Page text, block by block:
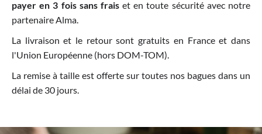
payer en 3 fois sans fraiset en toute sécurité avec notre
partenaire Alma.
La livraison et le retour sont gratuits en France et dans
l'Union Européenne (hors DOM-TOM).
La remise à taille est offerte sur toutes nos bagues dans un
délai de 30 jours.